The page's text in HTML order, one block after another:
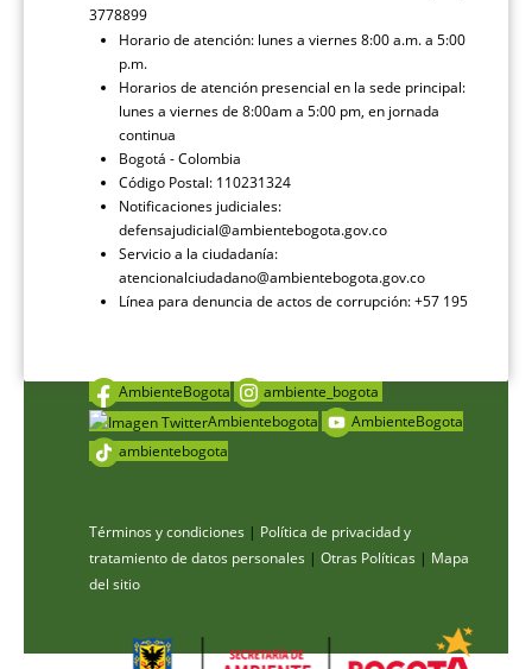
3778899
Horario de atención: lunes a viernes 8:00 a.m. a 5:00
p.m.
Horarios de atención presencial en la sede principal:
lunes a viernes de 8:00am a 5:00 pm, en jornada
continua
Bogotá - Colombia
Código Postal: 110231324
Notificaciones judiciales:
defensajudicial@ambientebogota.gov.co
Servicio a la ciudadanía:
atencionalciudadano@ambientebogota.gov.co
Línea para denuncia de actos de corrupción: +57 195
AmbienteBogota
ambiente_bogota
Ambientebogota
AmbienteBogota
ambientebogota
Términos y condiciones | Política de privacidad y
tratamiento de datos personales | Otras Políticas | Mapa
del sitio